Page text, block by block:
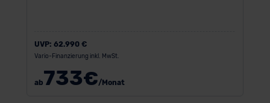
UVP: 62.990 €
Vario-Finanzierung inkl. MwSt.
ab733€/Monat